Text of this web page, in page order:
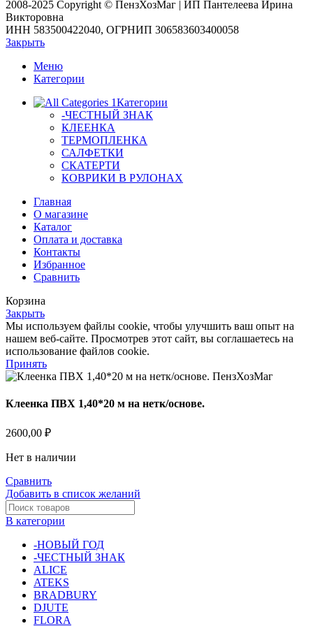
2008-2025 Copyright © ПензХозМаг | ИП Пантелеева Ирина
Викторовна
ИНН 583500422040, ОГРНИП 306583603400058
Закрыть
Меню
Категории
Категории
-ЧЕСТНЫЙ ЗНАК
КЛЕЕНКА
ТЕРМОПЛЕНКА
САЛФЕТКИ
СКАТЕРТИ
КОВРИКИ В РУЛОНАХ
Главная
О магазине
Каталог
Оплата и доставка
Контакты
Избранное
Сравнить
Корзина
Закрыть
Мы используем файлы cookie, чтобы улучшить ваш опыт на
нашем веб-сайте. Просмотрев этот сайт, вы соглашаетесь на
использование файлов cookie.
Принять
Клеенка ПВХ 1,40*20 м на нетк/основе.
2600,00 ₽
Нет в наличии
Сравнить
Добавить в список желаний
В категории
-НОВЫЙ ГОД
-ЧЕСТНЫЙ ЗНАК
ALICE
ATEKS
BRADBURY
DJUTE
FLORA